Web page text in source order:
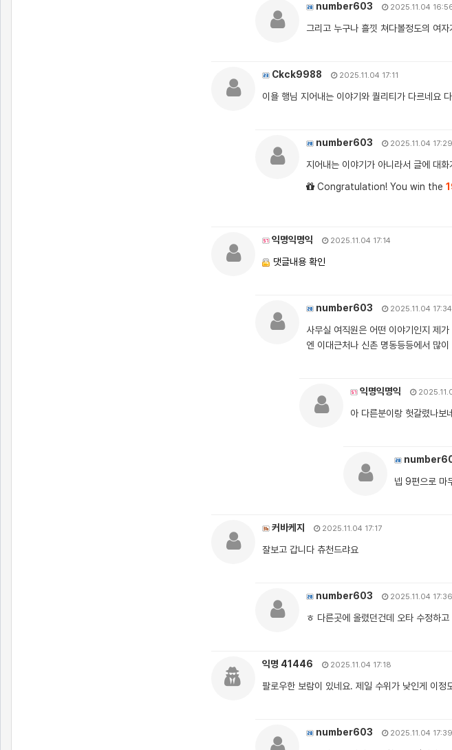
number603 2025.11.04
그리고 누구나 흘낏 쳐다볼정도의 여
Ckck9988 2025.11.04 17:11
이욜 행님 지어내는 이야기와 퀄리티가 다르네요
number603 2025.11.04 17:29
지어내는 이야기가 아니라서 글에 대
Congratulation! You win the
익명익명익 2025.11.04 17:14
댓글내용 확인
number603 2025.11.04 17:34
사무실 여직원은 어떤 이야기인지 제
엔 이대근처나 신촌 명동등등에서 많
익명익명익
아 다른분이랑 헛갈렸나보
넵 9편으로 마
커바케지 2025.11.04 17:17
잘보고 갑니다 츄천드랴요
number603 2025.11.04 17:36
ㅎ 다른곳에 올렸던건데 오타 수정하
익명 41446 2025.11.04 17:18
팔로우한 보람이 있네요. 제일 수위가 낮인게 이
number603 2025.11.04 17:39